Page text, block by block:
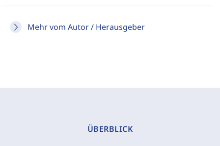
Mehr vom Autor / Herausgeber
ÜBERBLICK